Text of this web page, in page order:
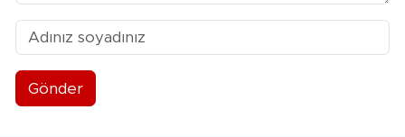
Gönder